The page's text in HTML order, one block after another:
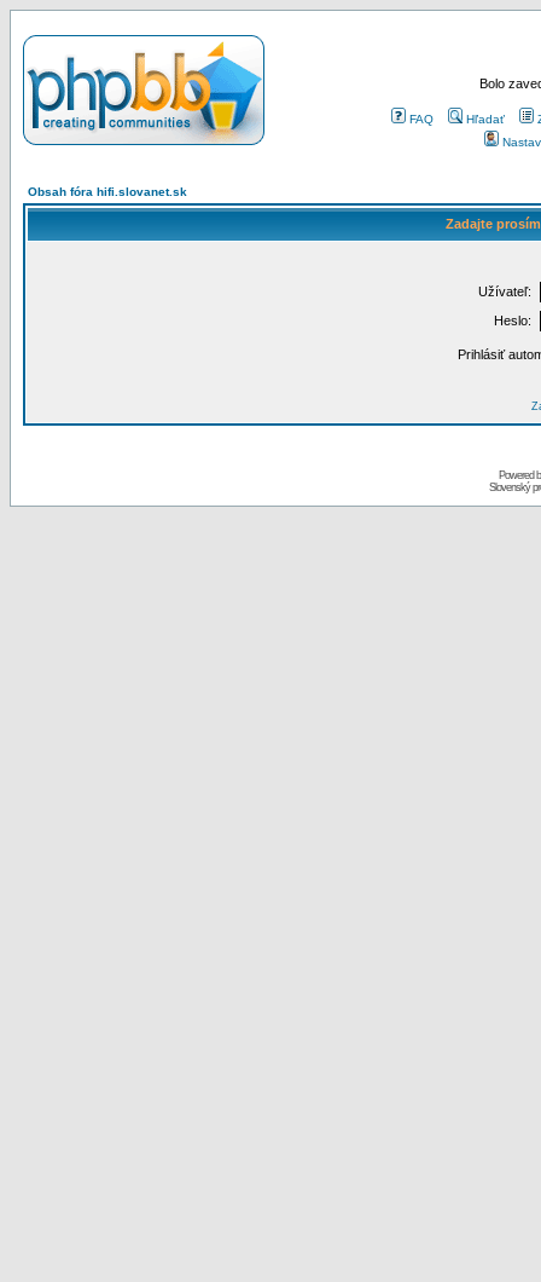
Bolo
FAQ Hľadať
Obsah fóra hifi.slovanet.sk
Zadajte
Užívateľ:
Heslo:
Prihlásiť
Powered
Slovenský